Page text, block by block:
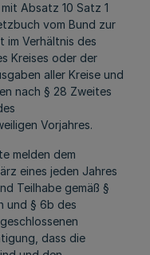
Absatz 10 Satz 1
vom Bund zur
Verhältnis des
Kreises oder der
aller Kreise und
nach § 28 Zweites
Vorjahres.
melden dem
eines jeden Jahres
Teilhabe gemäß §
und § 6b des
dass die